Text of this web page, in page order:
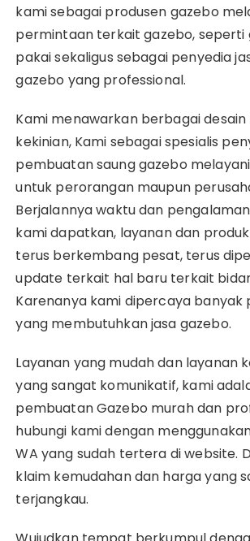
kami sebagai produsen gazebo
permintaan terkait gazebo, seperti
pakai sekaligus sebagai penyedia
gazebo yang professional.
Kami menawarkan berbagai
kekinian, Kami sebagai spesialis
pembuatan saung gazebo
untuk perorangan maupun
Berjalannya waktu dan
kami dapatkan, layanan dan
terus berkembang pesat, terus
update terkait hal baru terkait
Karenanya kami dipercaya banyak
yang membutuhkan jasa gazebo.
Layanan yang mudah dan layanan
yang sangat komunikatif, kami
pembuatan Gazebo murah dan
hubungi kami dengan
WA yang sudah tertera di website.
klaim kemudahan dan harga yang
terjangkau.